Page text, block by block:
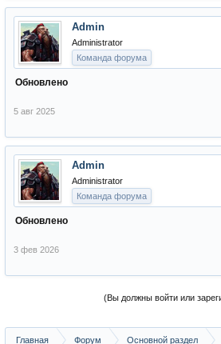
Admin
Administrator
Команда форума
Обновлено
5 авг 2025
Admin
Administrator
Команда форума
Обновлено
3 фев 2026
(Вы должны войти или
Главная Форум Основной раздел